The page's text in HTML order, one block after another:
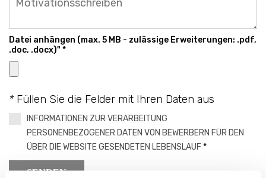
Datei anhängen (max. 5 MB - zulässige Erweiterungen: .pdf,
.doc, .docx)" *
* Füllen Sie die Felder mit Ihren Daten aus
INFORMATIONEN ZUR VERARBEITUNG
PERSONENBEZOGENER DATEN VON BEWERBERN FÜR DEN
ÜBER DIE WEBSITE GESENDETEN LEBENSLAUF *
SENDEN